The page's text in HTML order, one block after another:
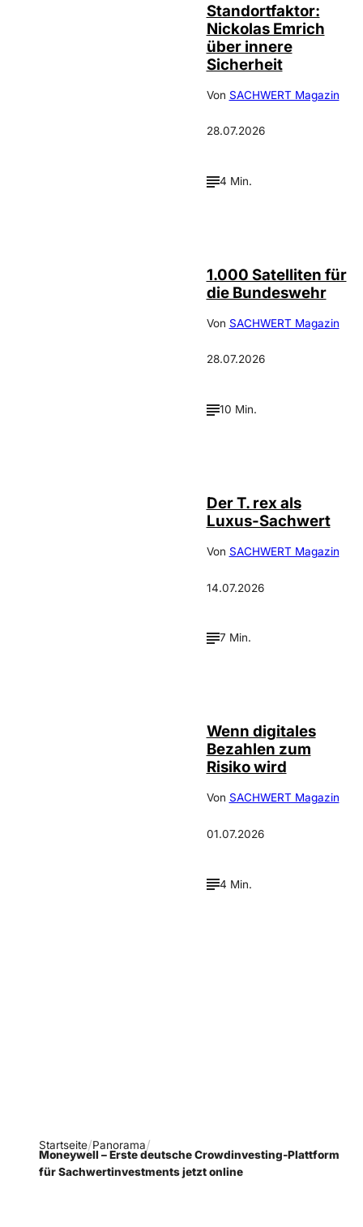
Standortfaktor:
Nickolas Emrich
über innere
Sicherheit
Von SACHWERT Magazin
28.07.2026
4 Min.
1.000 Satelliten für
die Bundeswehr
Von SACHWERT Magazin
28.07.2026
10 Min.
Der T. rex als
Luxus-Sachwert
Von SACHWERT Magazin
14.07.2026
7 Min.
Wenn digitales
Bezahlen zum
Risiko wird
Von SACHWERT Magazin
01.07.2026
4 Min.
Startseite Panorama
Moneywell – Erste deutsche Crowdinvesting-Plattform
für Sachwertinvestments jetzt online